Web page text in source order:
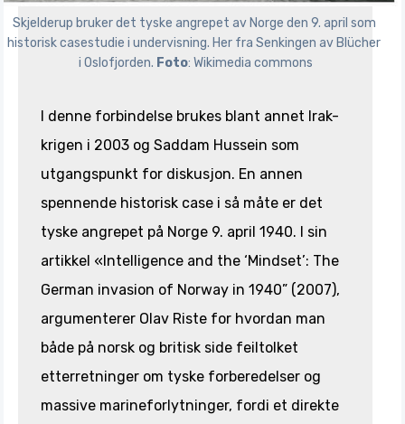
Skjelderup bruker det tyske angrepet av Norge den 9. april som
historisk casestudie i undervisning. Her fra Senkingen av Blücher
i Oslofjorden. Foto: Wikimedia commons
I denne forbindelse brukes blant annet Irak-
krigen i 2003 og Saddam Hussein som
utgangspunkt for diskusjon. En annen
spennende historisk case i så måte er det
tyske angrepet på Norge 9. april 1940. I sin
artikkel «Intelligence and the ‘Mindset’: The
German invasion of Norway in 1940” (2007),
argumenterer Olav Riste for hvordan man
både på norsk og britisk side feiltolket
etterretninger om tyske forberedelser og
massive marineforlytninger, fordi et direkte